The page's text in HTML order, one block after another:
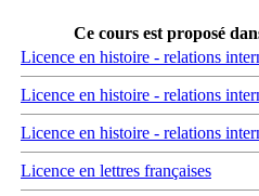
Ce cours est proposé
Licence en histoire - relations
Licence en histoire - relations
Licence en histoire - relations
Licence en lettres françaises